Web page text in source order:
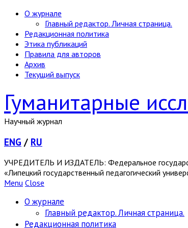
О журнале
Главный редактор. Личная страница.
Редакционная политика
Этика публикаций
Правила для авторов
Архив
Текущий выпуск
Гуманитарные
Научный журнал
ENG / RU
УЧРЕДИТЕЛЬ И ИЗДАТЕЛЬ: Федеральное
«Липецкий государственный педагогический
Menu Close
О журнале
Главный редактор. Личная страница.
Редакционная политика